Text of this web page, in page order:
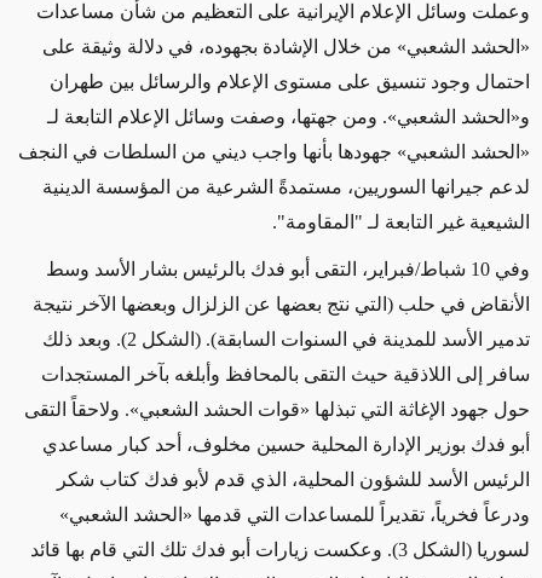
وعملت وسائل الإعلام الإيرانية على التعظيم من شأن مساعدات
«الحشد الشعبي» من خلال الإشادة بجهوده، في دلالة وثيقة على
احتمال وجود تنسيق على مستوى الإعلام والرسائل بين طهران
و«الحشد الشعبي». ومن جهتها، وصفت وسائل الإعلام التابعة لـ
«الحشد الشعبي» جهودها بأنها واجب ديني من السلطات في النجف
لدعم جيرانها السوريين، مستمدةً الشرعية من المؤسسة الدينية
الشيعية غير التابعة لـ "المقاومة".
وفي 10 شباط/فبراير، التقى أبو فدك بالرئيس بشار الأسد وسط
الأنقاض في حلب (التي نتج بعضها عن الزلزال وبعضها الآخر نتيجة
تدمير الأسد للمدينة في السنوات السابقة). (الشكل 2).
وبعد ذلك
سافر إلى اللاذقية حيث التقى بالمحافظ وأبلغه بآخر
المستجدات
حول جهود الإغاثة التي تبذلها «قوات الحشد الشعبي». ولاحقاً التقى
أبو فدك بوزير الإدارة المحلية حسين مخلوف، أحد كبار مساعدي
الرئيس الأسد للشؤون المحلية، الذي قدم لأبو فدك كتاب شكر
ودرعاً فخرياً، تقديراً للمساعدات التي قدمها «الحشد الشعبي»
لسوريا (الشكل 3) . وعكست زيارات أبو فدك تلك التي قام بها قائد